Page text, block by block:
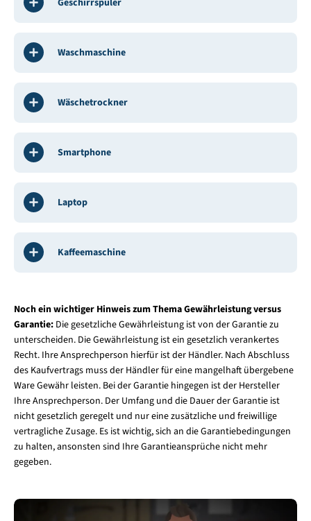
Waschmaschine
Wäschetrockner
Smartphone
Laptop
Kaffeemaschine
Noch ein wichtiger Hinweis zum Thema Gewährleistung versus
Garantie: Die gesetzliche Gewährleistung ist von der Garantie zu
unterscheiden. Die Gewährleistung ist ein gesetzlich verankertes
Recht. Ihre Ansprechperson hierfür ist der Händler. Nach Abschluss
des Kaufvertrags muss der Händler für eine mangelhaft übergebene
Ware Gewähr leisten. Bei der Garantie hingegen ist der Hersteller
Ihre Ansprechperson. Der Umfang und die Dauer der Garantie ist
nicht gesetzlich geregelt und nur eine zusätzliche und freiwillige
vertragliche Zusage. Es ist wichtig, sich an die Garantiebedingungen
zu halten, ansonsten sind Ihre Garantieansprüche nicht mehr
gegeben.
Video